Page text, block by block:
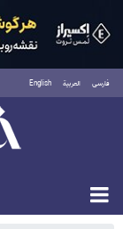
فارسی العربية English